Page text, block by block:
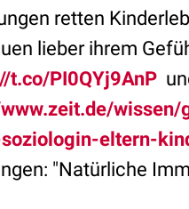
retten
lieber ihrem
t.co/PI0QYj9AnP
eltern-
"Natürliche